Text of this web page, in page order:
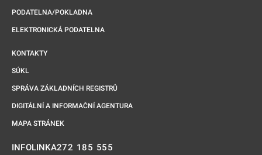
PODATELNA/POKLADNA
ELEKTRONICKÁ PODATELNA
KONTAKTY
SÚKL
SPRÁVA ZÁKLADNÍCH REGISTRŮ
DIGITÁLNÍ A INFORMAČNÍ AGENTURA
MAPA STRÁNEK
INFOLINKA272 185 555